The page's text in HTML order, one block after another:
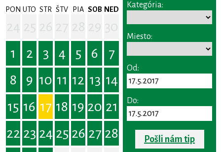
PON UTO STR ŠTV PIA SOB NED
1
2 3 4 5 6
7
8
9 10 11 12 13 14
15 16 17 18 19 20 21
22 23 24 25 26 27 28
Kategória:
Miesto:
Od:
Do:
Pošli nám tip